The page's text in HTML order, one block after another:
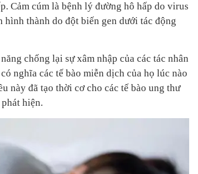
Cảm cúm là bệnh lý đường hô hấp do virus
thành do đột biến gen dưới tác động
chống lại sự xâm nhập của các tác nhân
nghĩa các tế bào miễn dịch của họ lúc nào
này đã tạo thời cơ cho các tế bào ung thư
hiện.